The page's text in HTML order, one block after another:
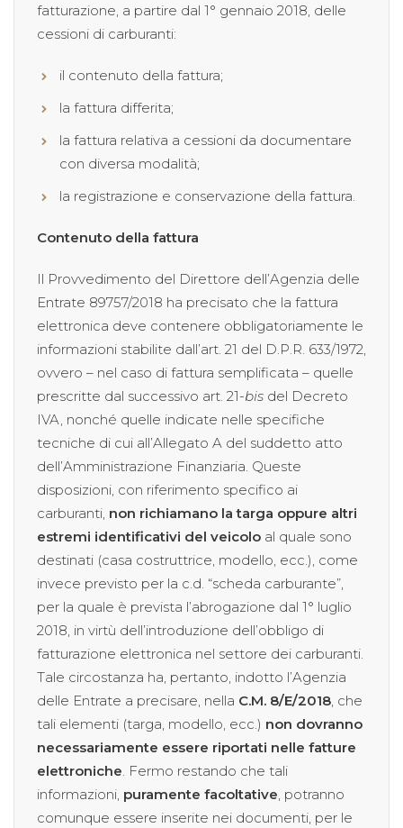
fatturazione, a partire dal 1° gennaio 2018, delle
cessioni di carburanti:
il contenuto della fattura;
la fattura differita;
la fattura relativa a cessioni da documentare
con diversa modalità;
la registrazione e conservazione della fattura.
Contenuto della fattura
Il Provvedimento del Direttore dell’Agenzia delle
Entrate 89757/2018 ha precisato che la fattura
elettronica deve contenere obbligatoriamente le
informazioni stabilite dall’art. 21 del D.P.R. 633/1972,
ovvero – nel caso di fattura semplificata – quelle
prescritte dal successivo art. 21-bis del Decreto
IVA, nonché quelle indicate nelle specifiche
tecniche di cui all’Allegato A del suddetto atto
dell’Amministrazione Finanziaria. Queste
disposizioni, con riferimento specifico ai
carburanti, non richiamano la targa oppure altri
estremi identificativi del veicolo al quale sono
destinati (casa costruttrice, modello, ecc.), come
invece previsto per la c.d. “scheda carburante”,
per la quale è prevista l’abrogazione dal 1° luglio
2018, in virtù dell’introduzione dell’obbligo di
fatturazione elettronica nel settore dei carburanti.
Tale circostanza ha, pertanto, indotto l’Agenzia
delle Entrate a precisare, nella C.M. 8/E/2018 , che
tali elementi (targa, modello, ecc.) non dovranno
necessariamente essere riportati nelle fatture
elettroniche . Fermo restando che tali
informazioni, puramente facoltative , potranno
comunque essere inserite nei documenti, per le